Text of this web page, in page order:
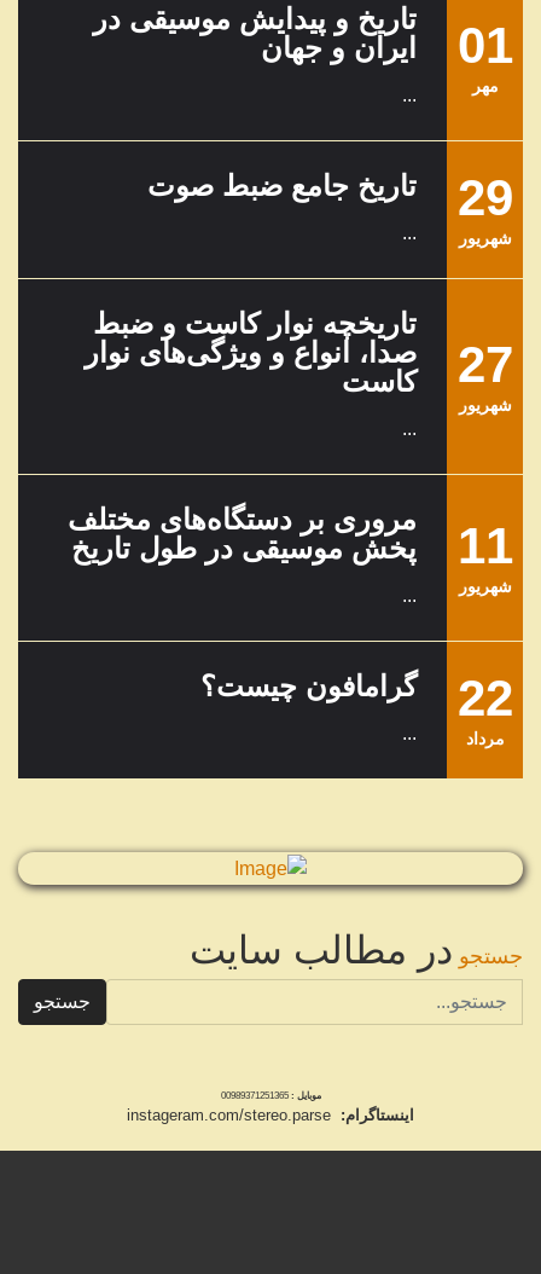
01
مهر
تاریخ و پیدایش موسیقی در
ایران و جهان
...
29
شهریور
تاریخ جامع ضبط صوت
...
27
شهریور
تاریخچه نوار کاست و ضبط
صدا، انواع و ویژگی‌های نوار
کاست
...
11
شهریور
مروری بر دستگاه‌های مختلف
پخش موسیقی در طول تاریخ
...
22
مرداد
گرامافون چیست؟
...
جستجو در مطالب سایت
جستجو
موبایل : 00989371251365
اینستاگرام: instageram.com/stereo.parse